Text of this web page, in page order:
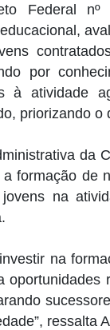
Federal
por
à atividade
priorizando
da
formação de
jovens na
na
ressalta